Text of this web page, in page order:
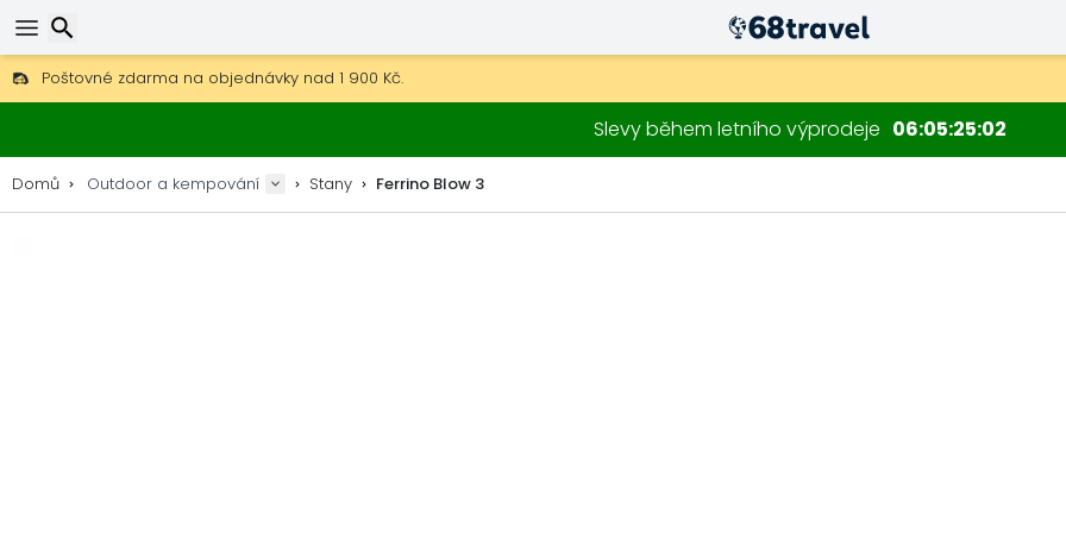
Poštovné zdarma na objednávky nad 1 900 Kč.
30 dní na vrácení, 90 dní na dřevěné mapy a dekorace.
Slevy během letního výprodeje 06052501
Domů Outdoor a kempování Stany Ferrino Blow 3